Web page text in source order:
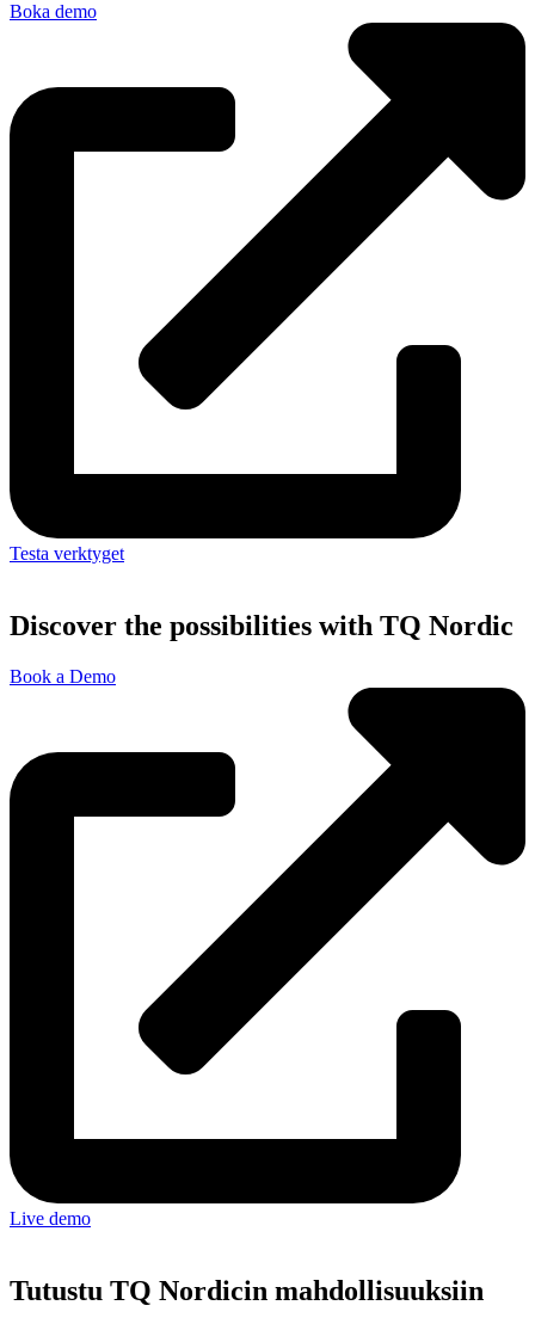
Boka demo
Testa verktyget
Discover the possibilities with TQ Nordic
Book a Demo
Live demo
Tutustu TQ Nordicin mahdollisuuksiin